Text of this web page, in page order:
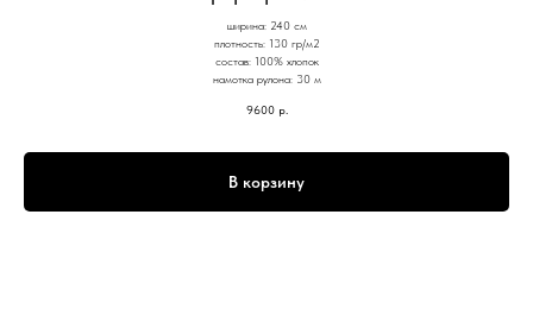
ширина: 240 см
плотность: 130 гр/м2
состав: 100% хлопок
намотка рулона: 30 м
9600 р.
В корзину